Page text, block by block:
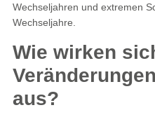
Wechseljahren und extremen
Wechseljahre.
Wie wirken
aus?